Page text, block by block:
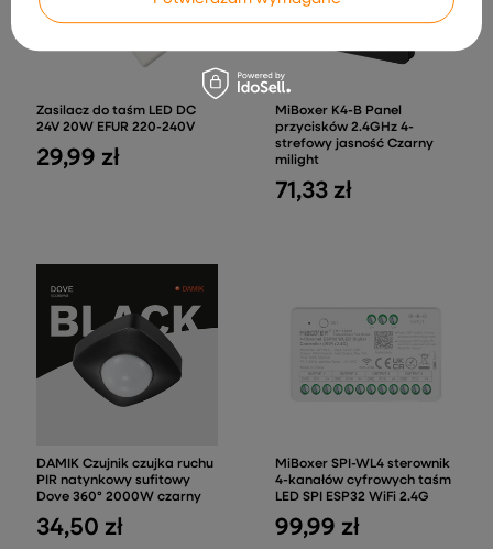
Zasilacz do taśm LED DC
24V 20W EFUR 220-240V
29,99 zł
MiBoxer K4-B Panel
przycisków 2.4GHz 4-
strefowy jasność Czarny
milight
71,33 zł
DAMIK Czujnik czujka ruchu
PIR natynkowy sufitowy
Dove 360° 2000W czarny
34,50 zł
MiBoxer SPI-WL4 sterownik
4-kanałów cyfrowych taśm
LED SPI ESP32 WiFi 2.4G
99,99 zł